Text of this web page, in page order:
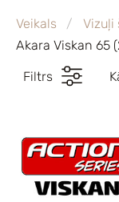
Veikals
Vizuļi
Akara Viskan 65
Filtrs